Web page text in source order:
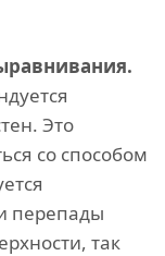
Это
со способом
перепады
так